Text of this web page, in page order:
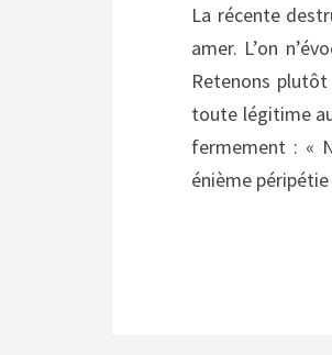
La récente
amer. L’on
Retenons
toute légitime
fermement : «
énième